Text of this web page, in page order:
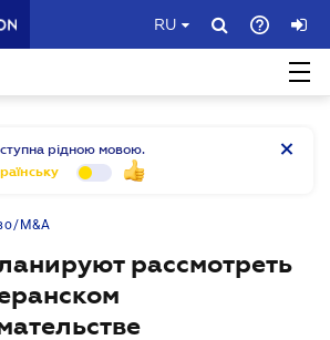
RU
рідною мовою.
M&A
рассмотреть